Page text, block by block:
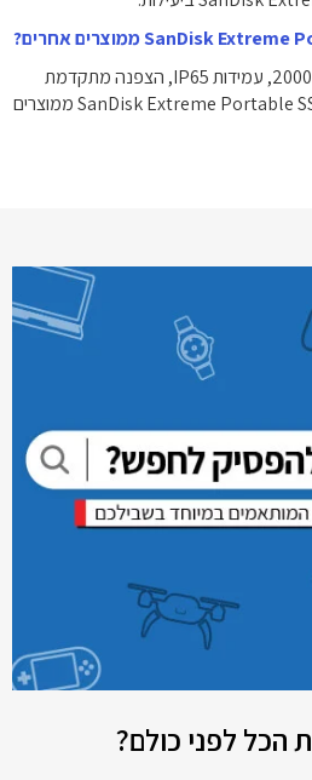
שילוב של מהירות של עד 2000MB/s, עמידות IP65, הצפנה מתקדמת
ועיצוב קומפקטי מבדל את ה‑SanDisk Extreme Portable SSD ממוצרים
הכל לפני כולם?